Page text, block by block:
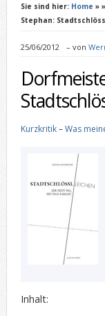
Sie sind hier: Home » »
Stephan:
25/06/2012 – von
Kurzkritik–Was
Inhalt: